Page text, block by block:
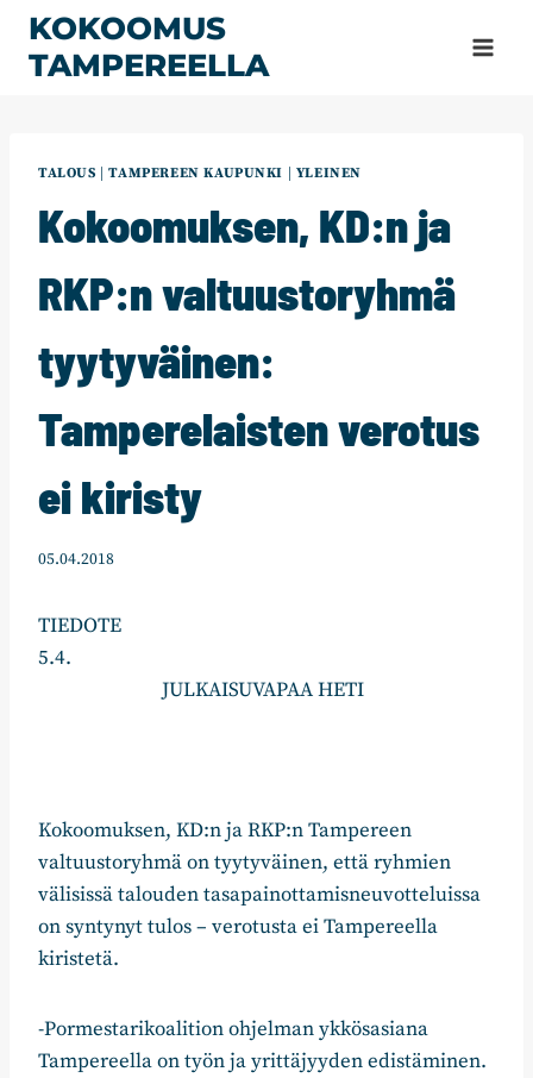
Siirry
sisältöön
KOKOOMUS
TAMPEREELLA
TALOUS |TAMPEREEN KAUPUNKI YLEINEN
Kokoomuksen, KD:n ja
RKP:n valtuustoryhmä
tyytyväinen:
Tamperelaisten verotus
ei kiristy
05.04.2018
TIEDOTE
5.4.
JULKAISUVAPAA HETI
Kokoomuksen, KD:n ja RKP:n Tampereen
valtuustoryhmä on tyytyväinen, että ryhmien
välisissä talouden tasapainottamisneuvotteluissa
on syntynyt tulos – verotusta ei Tampereella
kiristetä.
-Pormestarikoalition ohjelman ykkösasiana
Tampereella on työn ja yrittäjyyden edistäminen.